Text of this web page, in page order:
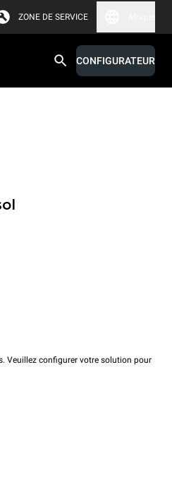
ZONE DE SERVICE
CONFIGURATEUR
Veuillez configurer votre solution pour